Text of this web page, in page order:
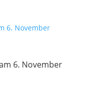
6. November